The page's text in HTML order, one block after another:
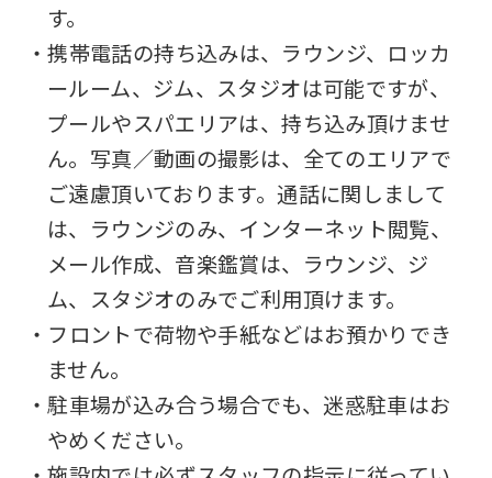
す。
・携帯電話の持ち込みは、ラウンジ、ロッカ
ールーム、ジム、スタジオは可能ですが、
プールやスパエリアは、持ち込み頂けませ
ん。写真／動画の撮影は、全てのエリアで
ご遠慮頂いております。通話に関しまして
は、ラウンジのみ、インターネット閲覧、
メール作成、音楽鑑賞は、ラウンジ、ジ
ム、スタジオのみでご利用頂けます。
・フロントで荷物や手紙などはお預かりでき
ません。
・駐車場が込み合う場合でも、迷惑駐車はお
やめください。